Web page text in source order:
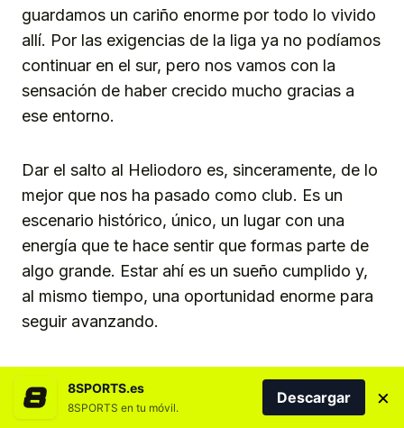
guardamos un cariño enorme por todo lo vivido
allí. Por las exigencias de la liga ya no podíamos
continuar en el sur, pero nos vamos con la
sensación de haber crecido mucho gracias a
ese entorno.
Dar el salto al Heliodoro es, sinceramente, de lo
mejor que nos ha pasado como club. Es un
escenario histórico, único, un lugar con una
energía que te hace sentir que formas parte de
algo grande. Estar ahí es un sueño cumplido y,
al mismo tiempo, una oportunidad enorme para
seguir avanzando.
Tenemos muchos retos por delante, claro, pero
jugar en el Heliodoro nos impulsa, nos inspira y
8SPORTS.es
8SPORTS en tu móvil.
Descargar ×